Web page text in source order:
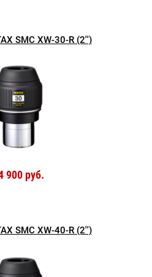
SMC XW-30-R (2'')
900 руб.
SMC XW-40-R (2'')